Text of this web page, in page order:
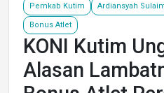
Pemkab Kutim Ardiansyah
Bonus Atlet
KONI Kutim
Alasan